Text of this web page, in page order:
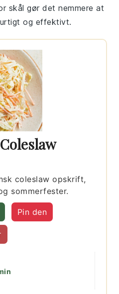
skål gør det nemmere at
og effektivt.
coleslaw opskrift,
sommerfester.
Pin den